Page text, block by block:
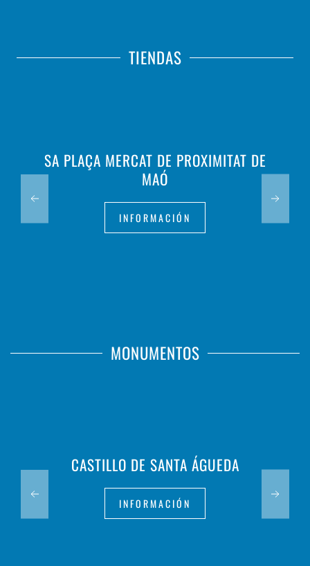
TIENDAS
SA PLAÇA MERCAT DE PROXIMITAT DE
MAÓ
INFORMACIÓN
MONUMENTOS
CASTILLO DE SANTA ÁGUEDA
INFORMACIÓN